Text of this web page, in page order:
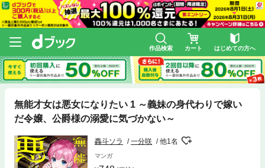
作品検索 カート はじめての方へ
無能才女は悪女になりたい 1 ～義妹の身代わりで嫁い
だ令嬢、公爵様の溺愛に気づかない～
轟斗ソラ 一分咲 他1名
マンガ